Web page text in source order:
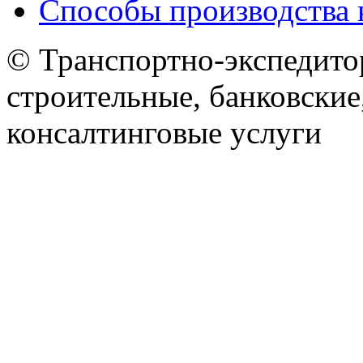
Способы производства
© Транспортно-
строительные,
консалтинговые услуги